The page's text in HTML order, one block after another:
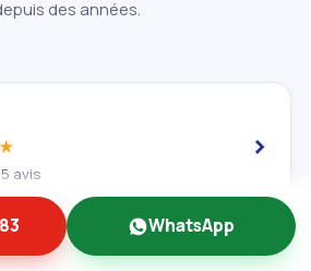
des années.
avis
›
WhatsApp